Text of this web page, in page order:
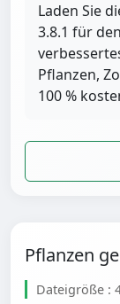
Laden Sie
3.8.1 für
Pflanzen,
100 %
Pflanzen
Dateigröße :